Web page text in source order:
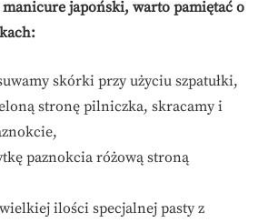
japoński, warto pamiętać o
skórki przy użyciu szpatułki,
stronę pilniczka, skracamy i
paznokcia różową stroną
ilości specjalnej pasty z